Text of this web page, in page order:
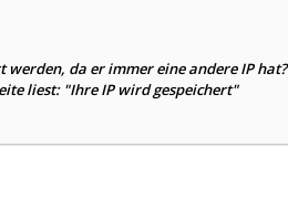
da er immer eine andere IP hat?
liest: "Ihre IP wird gespeichert"